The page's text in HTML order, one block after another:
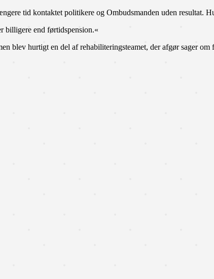
tid kontaktet politikere og Ombudsmanden uden resultat.
billigere end førtidspension.«
blev hurtigt en del af rehabiliteringsteamet, der afgør sager